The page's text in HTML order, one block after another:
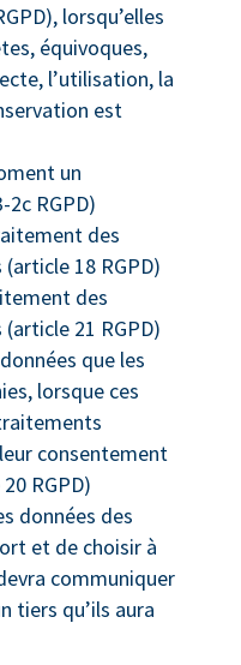
lorsqu’elles
équivoques,
l’utilisation, la
est
un
RGPD)
des
18 RGPD)
des
21 RGPD)
que les
lorsque ces
consentement
RGPD)
données des
et de choisir à
communiquer
tiers qu’ils aura